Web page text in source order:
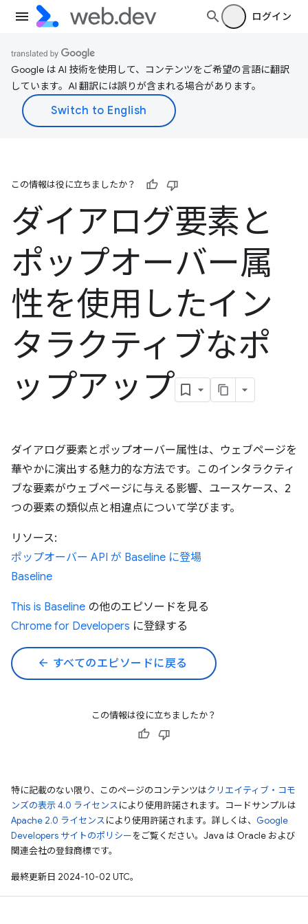
ログイン
Google は AI 技術を使用して、コンテンツをご希望の言語に翻訳
しています。AI 翻訳には誤りが含まれる場合があります。
この情報は役に立ちましたか？
ダイアログ要素と
ポップオーバー属
性を使用したイン
タラクティブなポ
ップアップ
ダイアログ要素とポップオーバー属性は、ウェブページを
華やかに演出する魅力的な方法です。このインタラクティ
ブな要素がウェブページに与える影響、ユースケース、2
つの要素の類似点と相違点について学びます。
リソース:
ポップオーバー API が Baseline に登場
Baseline
This is Baseline の他のエピソードを見る
Chrome for Developers に登録する
arrow_back すべてのエピソードに戻る
この情報は役に立ちましたか？
特に記載のない限り、このページのコンテンツはクリエイティブ・コモ
ンズの表示 4.0 ライセンスにより使用許諾されます。コードサンプルは
Apache 2.0 ライセンスにより使用許諾されます。詳しくは、 Google
Developers サイトのポリシーをご覧ください。Java は Oracle および
関連会社の登録商標です。
最終更新日 2024-10-02 UTC。